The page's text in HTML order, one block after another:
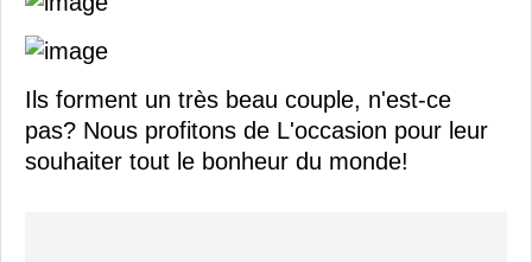
Ils forment un très beau couple, n'est-ce
pas? Nous profitons de L'occasion pour leur
souhaiter tout le bonheur du monde!